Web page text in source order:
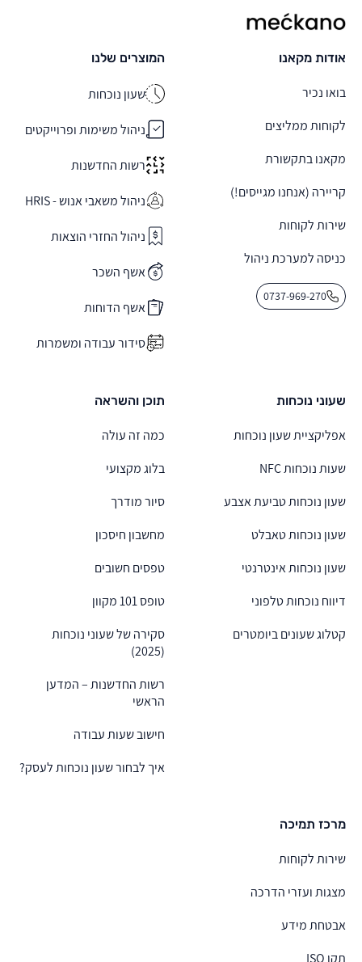
מקאנו
אודות מקאנו
בואו נכיר
לקוחות ממליצים
מקאנו בתקשורת
קריירה (אנחנו מגייסים!)
שירות לקוחות
כניסה למערכת ניהול
0737-969-270
המוצרים שלנו
שעון נוכחות
ניהול משימות ופרוייקטים
רשות החדשנות
ניהול משאבי אנוש - HRIS
ניהול החזרי הוצאות
אשף השכר
אשף הדוחות
סידור עבודה ומשמרות
שעוני נוכחות
אפליקציית שעון נוכחות
שעות נוכחות NFC
שעון נוכחות טביעת אצבע
שעון נוכחות טאבלט
שעון נוכחות אינטרנטי
דיווח נוכחות טלפוני
קטלוג שעונים ביומטרים
תוכן והשראה
כמה זה עולה
בלוג מקצועי
סיור מודרך
מחשבון חיסכון
טפסים חשובים
טופס 101 מקוון
סקירה של שעוני נוכחות
(2025)
רשות החדשנות – המדען
הראשי
חישוב שעות עבודה
איך לבחור שעון נוכחות לעסק?
מרכז תמיכה
שירות לקוחות
מצגות ועזרי הדרכה
אבטחת מידע
תקן ISO